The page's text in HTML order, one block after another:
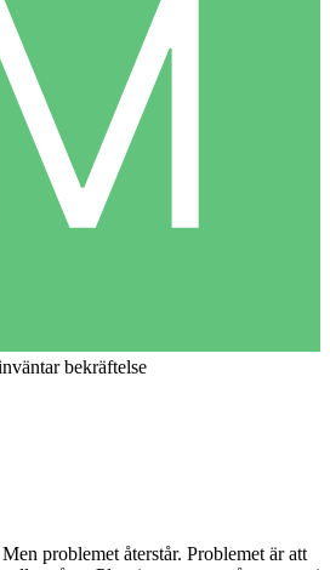
bekräftelse
problemet återstår. Problemet är att